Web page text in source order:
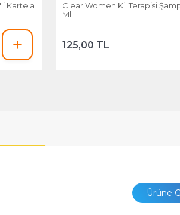
Kartela
Clear Women Kil Terapisi
Ml
125,00 TL
Ürüne